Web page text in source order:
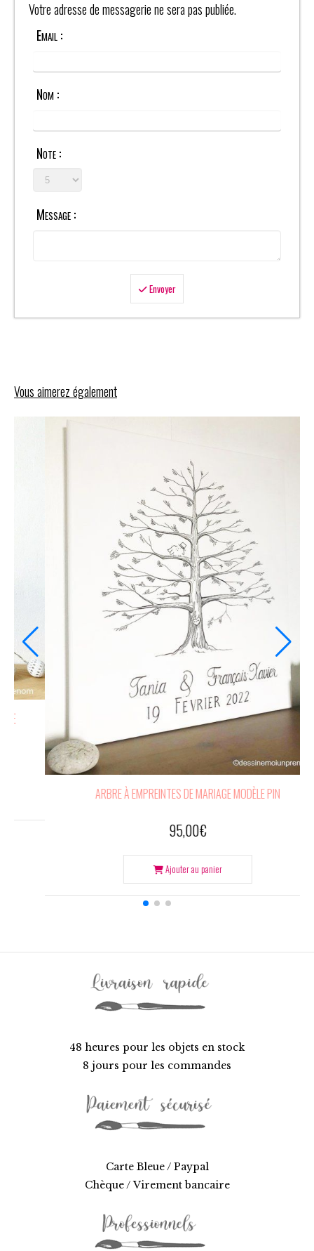
Votre adresse de messagerie ne sera pas publiée.
Email :
Nom :
Note :
Message :
Envoyer
Vous aimerez également
ARBRE À EMPREINTES POUR BAPTÊME
55,00€
Ajouter au panier
TABLEAU
48 heures pour les objets en stock
8 jours pour les commandes
Carte Bleue / Paypal
Chèque / Virement bancaire